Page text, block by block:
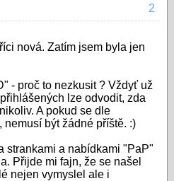
2
nová. Zatím jsem byla jen
- proč to nezkusit ? Vždyť už
lze odvodit, zda
A pokud se dle
být žádné příště. :)
strankami a nabídkami "PaP"
Přijde mi fajn, že se našel
nejen vymyslel ale i